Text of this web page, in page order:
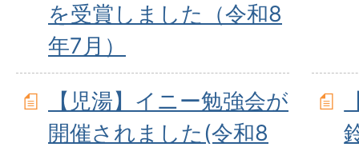
を受賞しました（令和8
年7月）
【児湯】イニー勉強会が
開催されました(令和8